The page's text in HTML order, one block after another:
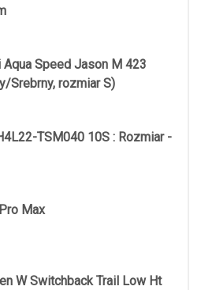
Aqua Speed Jason M 423
Srebrny, rozmiar S)
TSM040 10S : Rozmiar -
Max
W Switchback Trail Low Ht